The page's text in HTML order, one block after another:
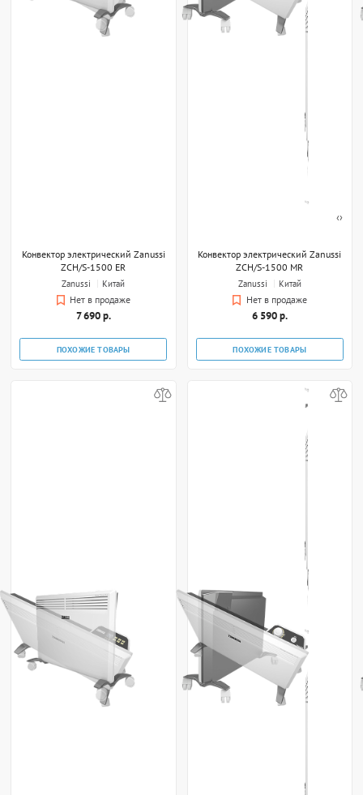
‹›
Конвектор электрический Zanussi
ZCH/S-1500 ER
Zanussi
Китай
Нет в продаже
7 690 р.
ПОХОЖИЕ ТОВАРЫ
Конвектор электрический Zanussi
ZCH/S-1500 MR
Zanussi
Китай
Нет в продаже
6 590 р.
ПОХОЖИЕ ТОВАРЫ